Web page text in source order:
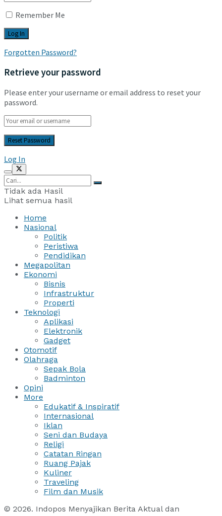
Remember Me
Forgotten Password?
Retrieve your password
Please enter your username or email address to reset your
password.
Log In
Tidak ada Hasil
Lihat semua hasil
Home
Nasional
Politik
Peristiwa
Pendidikan
Megapolitan
Ekonomi
Bisnis
Infrastruktur
Properti
Teknologi
Aplikasi
Elektronik
Gadget
Otomotif
Olahraga
Sepak Bola
Badminton
Opini
More
Edukatif & Inspiratif
Internasional
Iklan
Seni dan Budaya
Religi
Catatan Ringan
Ruang Pajak
Kuliner
Traveling
Film dan Musik
© 2026. Indopos Menyajikan Berita Aktual dan